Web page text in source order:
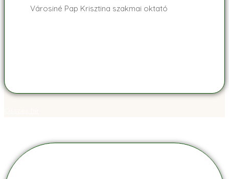
Városiné Pap Krisztina szakmai oktató